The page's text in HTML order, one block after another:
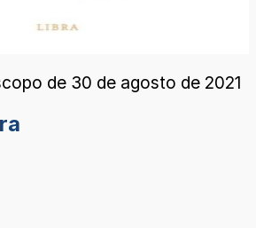
de 30 de agosto de 2021